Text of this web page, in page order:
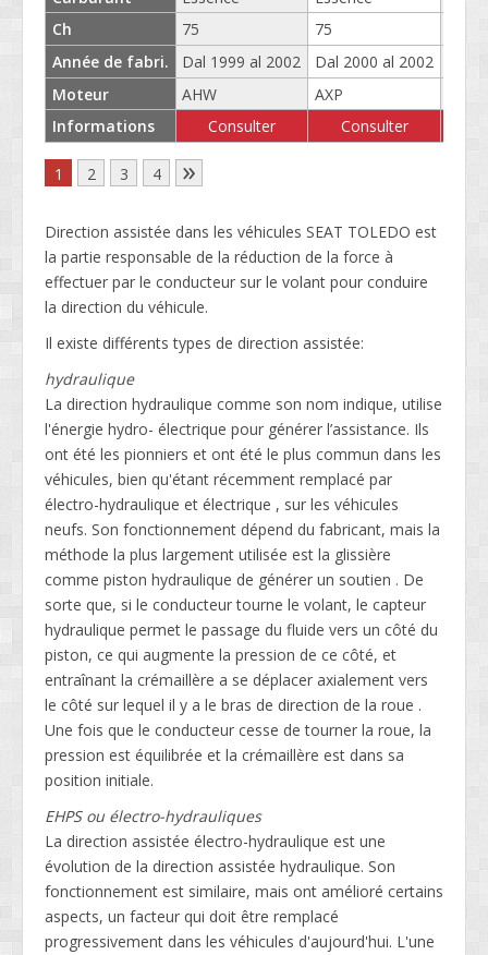
Ch
Année de fabri.
Moteur
Informations
75
Dal 1999 al 2002
AHW
Consulter
75
Dal 2000 al 2002
AXP
Consulter
1 2 3 4 »
Direction assistée dans les véhicules SEAT TOLEDO est
la partie responsable de la réduction de la force à
effectuer par le conducteur sur le volant pour conduire
la direction du véhicule.
Il existe différents types de direction assistée:
hydraulique
La direction hydraulique comme son nom indique, utilise
l'énergie hydro- électrique pour générer l’assistance. Ils
ont été les pionniers et ont été le plus commun dans les
véhicules, bien qu'étant récemment remplacé par
électro-hydraulique et électrique , sur les véhicules
neufs. Son fonctionnement dépend du fabricant, mais la
méthode la plus largement utilisée est la glissière
comme piston hydraulique de générer un soutien . De
sorte que, si le conducteur tourne le volant, le capteur
hydraulique permet le passage du fluide vers un côté du
piston, ce qui augmente la pression de ce côté, et
entraînant la crémaillère a se déplacer axialement vers
le côté sur lequel il y a le bras de direction de la roue .
Une fois que le conducteur cesse de tourner la roue, la
pression est équilibrée et la crémaillère est dans sa
position initiale.
EHPS ou électro-hydrauliques
La direction assistée électro-hydraulique est une
évolution de la direction assistée hydraulique. Son
fonctionnement est similaire, mais ont amélioré certains
aspects, un facteur qui doit être remplacé
progressivement dans les véhicules d'aujourd'hui. L'une